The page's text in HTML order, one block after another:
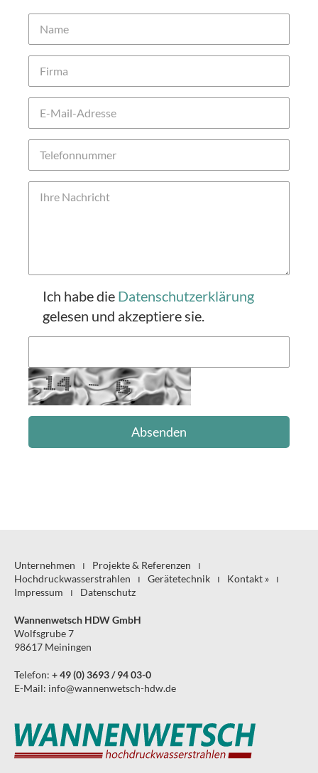
Ich habe die Datenschutzerklärung
gelesen und akzeptiere sie.
Unternehmen
Projekte & Referenzen
Hochdruck­wasserstrahlen
Gerätetechnik
Kontakt »
Impressum
Datenschutz
Wannenwetsch HDW GmbH
Wolfsgrube 7
98617 Meiningen
Telefon: + 49 (0) 3693 / 94 03-0
E-Mail: info@wannenwetsch-hdw.de